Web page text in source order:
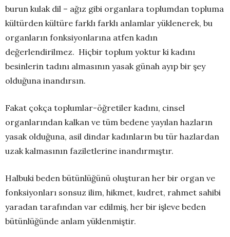
burun kulak dil – ağız gibi organlara toplumdan topluma
kültürden kültüre farklı farklı anlamlar yüklenerek, bu
organların fonksiyonlarına atfen kadın
değerlendirilmez. Hiçbir toplum yoktur ki kadını
besinlerin tadını almasının yasak günah ayıp bir şey
olduğuna inandırsın.
Fakat çokça toplumlar-öğretiler kadını, cinsel
organlarından kalkan ve tüm bedene yayılan hazların
yasak olduğuna, asil dindar kadınların bu tür hazlardan
uzak kalmasının faziletlerine inandırmıştır.
Halbuki beden bütünlüğünü oluşturan her bir organ ve
fonksiyonları sonsuz ilim, hikmet, kudret, rahmet sahibi
yaradan tarafından var edilmiş, her bir işleve beden
bütünlüğünde anlam yüklenmiştir.